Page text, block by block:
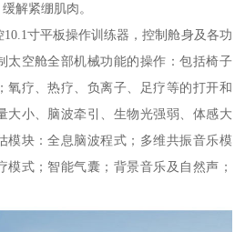
解紧绷肌肉。
寸平板操作训练器，控制舱身及各功
太空舱全部机械功能的操作：包括椅子
氧疗、热疗、负离子、足疗等的打开和
大小、脑波牵引、生物光强弱、体感大
模块：全息脑波程式；多维共振音乐模
模式；智能气囊；背景音乐及自然声；